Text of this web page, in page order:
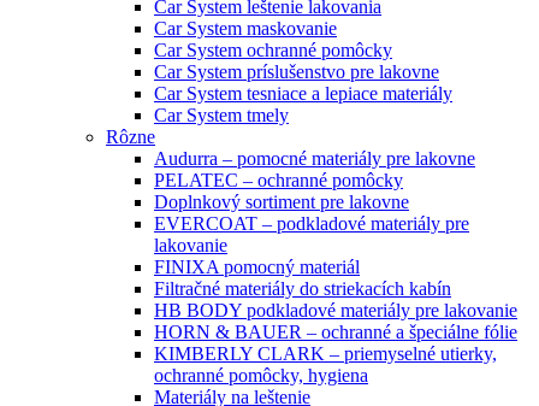
Car System leštenie lakovania
Car System maskovanie
Car System ochranné pomôcky
Car System príslušenstvo pre lakovne
Car System tesniace a lepiace materiály
Car System tmely
Rôzne
Audurra – pomocné materiály pre lakovne
PELATEC – ochranné pomôcky
Doplnkový sortiment pre lakovne
EVERCOAT – podkladové materiály pre
lakovanie
FINIXA pomocný materiál
Filtračné materiály do striekacích kabín
HB BODY podkladové materiály pre lakovanie
HORN & BAUER – ochranné a špeciálne fólie
KIMBERLY CLARK – priemyselné utierky,
ochranné pomôcky, hygiena
Materiály na leštenie